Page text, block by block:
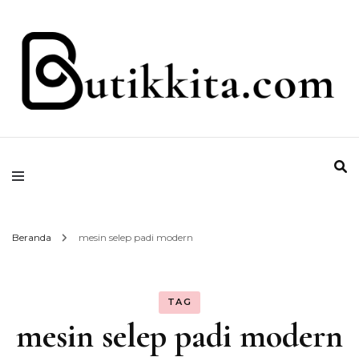
butikkita.com
Beranda mesin selep padi modern
TAG
mesin selep padi modern